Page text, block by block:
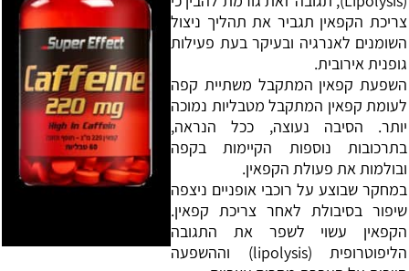
צריכת הקפאין תגביר את תהליך ניצול
השומנים לאנרגיה ובעיקר בעת פעילות
גופנית אירובית.
השפעת קפאין המתקבל משתיית קפה
לעומת קפאין המתקבל מטבליות נמוכה
יותר. הסיבה נעוצה, ככל הנראה,
בתרכובות נוספות הקיימות בקפה
ובולמות את פעולת הקפאין.
במחקר שבוצע על רוכבי אופניים ניצפה
שיפור בסיבולת לאחר צריכת קפאין.
הקפאין עשוי לשפר את התגובה
הליפוטרופית (lipolysis) וההשפעה